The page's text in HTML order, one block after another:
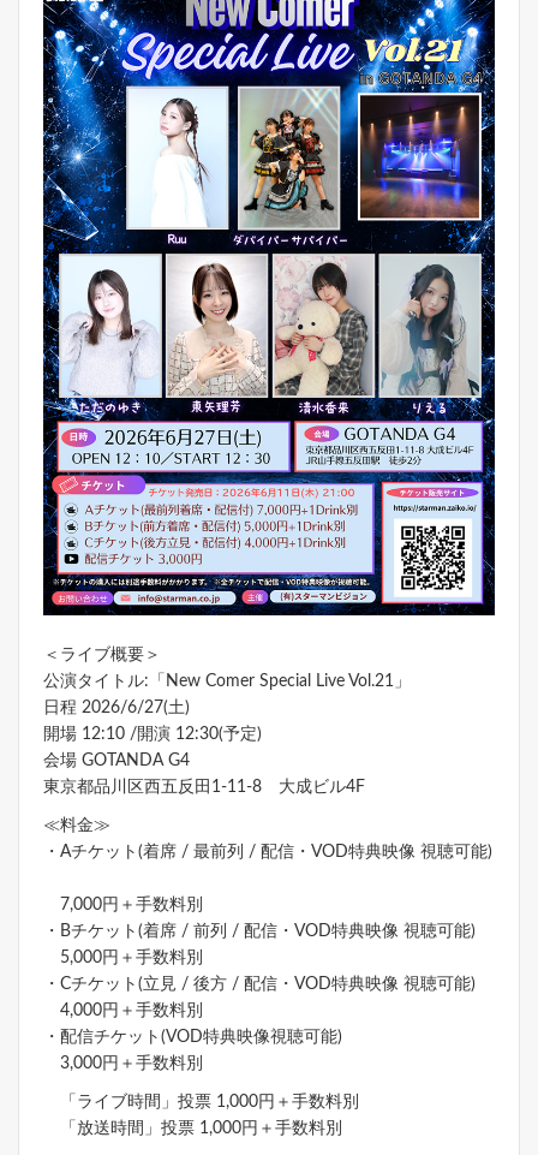
＜ライブ概要＞
公演タイトル:「New Comer Special Live Vol.21」
日程 2026/6/27(土)
開場 12:10 /開演 12:30(予定)
会場 GOTANDA G4
東京都品川区西五反田1-11-8 大成ビル4F
≪料金≫
・Aチケット(着席 / 最前列 / 配信・VOD特典映像 視聴可能)
7,000円＋手数料別
・Bチケット(着席 / 前列 / 配信・VOD特典映像 視聴可能)
5,000円＋手数料別
・Cチケット(立見 / 後方 / 配信・VOD特典映像 視聴可能)
4,000円＋手数料別
・配信チケット(VOD特典映像視聴可能)
3,000円＋手数料別
「ライブ時間」投票 1,000円＋手数料別
「放送時間」投票 1,000円＋手数料別